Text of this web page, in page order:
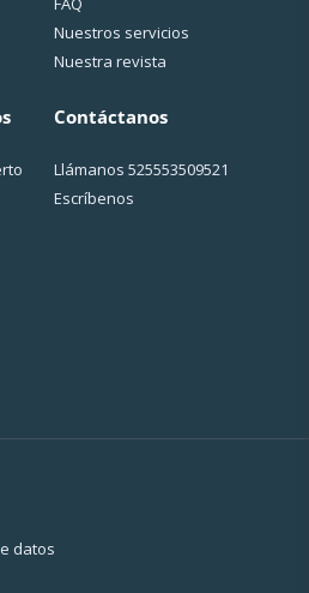
Nuestros servicios
Nuestra revista
Contáctanos
Llámanos 525553509521
Escríbenos
datos